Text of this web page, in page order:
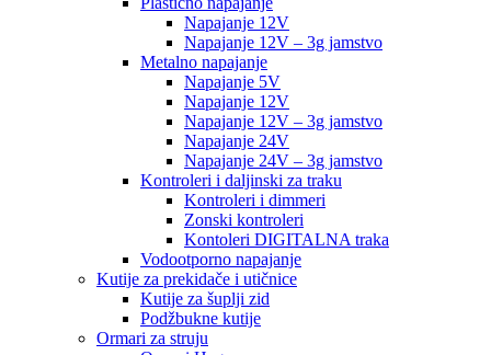
Napajanje 12V
Napajanje 12V – 3g jamstvo
Metalno napajanje
Napajanje 5V
Napajanje 12V
Napajanje 12V – 3g jamstvo
Napajanje 24V
Napajanje 24V – 3g jamstvo
Kontroleri i daljinski za traku
Kontroleri i dimmeri
Zonski kontroleri
Kontoleri DIGITALNA traka
Vodootporno napajanje
Kutije za prekidače i utičnice
Kutije za šuplji zid
Podžbukne kutije
Ormari za struju